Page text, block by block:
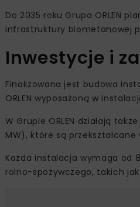
Do 2035 roku Grupa ORLEN
infrastruktury biometanowej
Inwestycje i
Finalizowana jest budowa
ORLEN wyposażoną w
W Grupie ORLEN działają
MW), które są
Każda instalacja wymaga od
rolno-spożywczego, takich